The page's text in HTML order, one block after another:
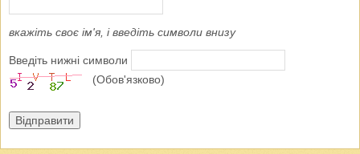
вкажіть своє ім'я, і введіть символи внизу
Введіть нижні символи
(Обов'язково)
Відправити